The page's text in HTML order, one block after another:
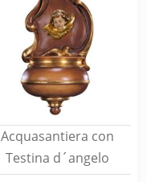
Acquasantiera con
Testina d´angelo